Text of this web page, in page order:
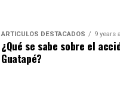
ARTICULOS DESTACADOS 9 years
¿Qué se sabe sobre el
Guatapé?